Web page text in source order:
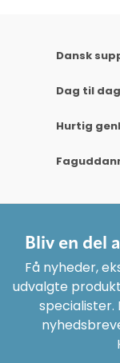
Dansk
Dag til
Hurtig
Bliv en del
Få nyheder,
udvalgte
specialister.